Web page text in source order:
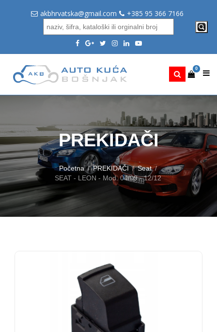
akbhrvatska@gmail.com +385 95 366 7166
0
PREKIDAČI
Početna PREKIDAČI
Seat
SEAT - LEON - Mod. 04/09 - 12/12